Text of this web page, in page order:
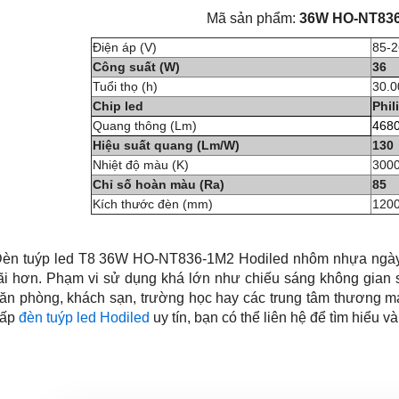
Mã sản phẩm: 36W HO-
Điện áp (V)
85-
Công suất (W)
36
Tuổi thọ (h)
Chip led
Quang thông (Lm)
Hiệu suất quang (Lm/W)
130
Nhiệt độ màu (K)
Chỉ số hoàn màu (Ra)
85
Kích thước đèn (mm)
tuýp led T8 36W HO-NT836-1M2 Hodiled nhôm nhựa
hơn. Phạm vi sử dụng khá lớn như chiếu sáng không gian
phòng, khách sạn, trường học hay các trung tâm thương
đèn tuýp led Hodiled uy tín, bạn có thể liên hệ để tìm hiểu